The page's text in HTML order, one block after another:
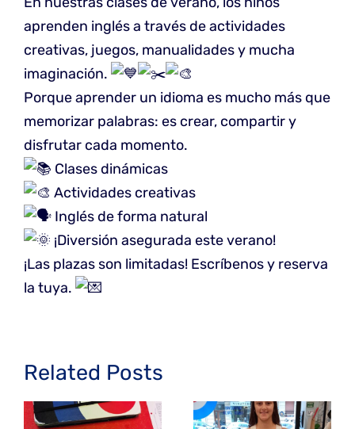
aprenden inglés a través de actividades
creativas, juegos, manualidades y mucha
imaginación.
Porque aprender un idioma es mucho más que
memorizar palabras: es crear, compartir y
disfrutar cada momento.
Clases dinámicas
Actividades creativas
Inglés de forma natural
¡Diversión asegurada este verano!
¡Las plazas son limitadas! Escríbenos y reserva
la tuya.
Related Posts